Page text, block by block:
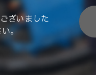
ざいました
。